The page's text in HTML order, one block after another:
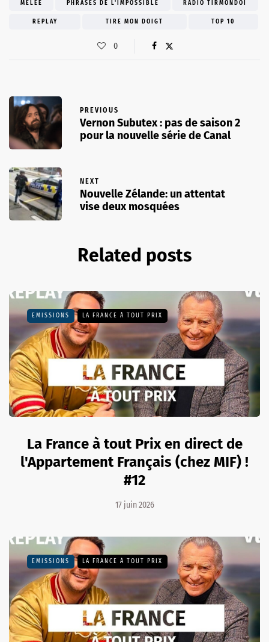
MÊLÉE PHRASES DE L'IMPOSSIBLE RADIO TIRMONDOI
REPLAY TIRE MON DOIGT TOP 10
0
PREVIOUS
Vernon Subutex : pas de saison 2
pour la nouvelle série de Canal
NEXT
Nouvelle Zélande: un attentat
vise deux mosquées
Related posts
EMISSIONS LA FRANCE À TOUT PRIX
La France à tout Prix en direct de
l'Appartement Français (chez MIF) !
#12
17 juin 2026
EMISSIONS LA FRANCE À TOUT PRIX